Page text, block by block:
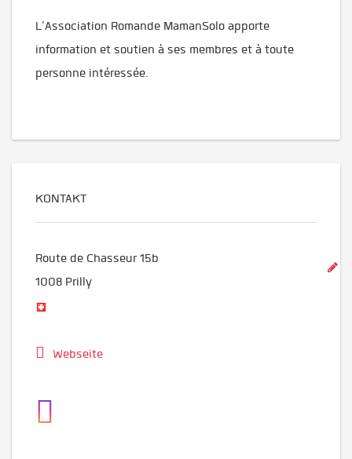
​L'Association Romande MamanSolo apporte
information et soutien à ses membres et à toute
personne intéressée.
KONTAKT
Route de Chasseur 15b
1008 Prilly
Webseite